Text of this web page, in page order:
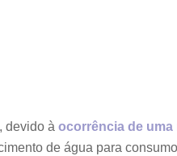
devido àocorrência de uma
de água para